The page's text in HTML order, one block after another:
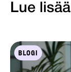
Lue lisää
BLOGI